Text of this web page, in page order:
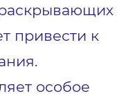
раскрывающих
привести к
особое